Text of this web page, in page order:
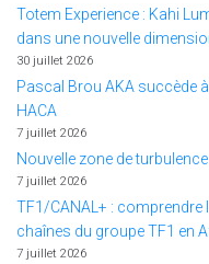
Totem Experience : Kahi
dans une nouvelle
30 juillet 2026
Pascal Brou AKA succède
HACA
7 juillet 2026
Nouvelle zone de
7 juillet 2026
TF1/CANAL+ :
chaînes du groupe TF1 en
7 juillet 2026